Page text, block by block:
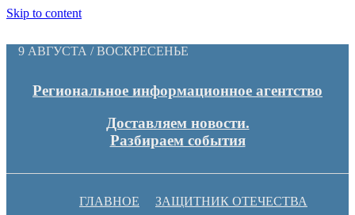
Skip to content
9 АВГУСТА / ВОСКРЕСЕНЬЕ
Региональное информационное агентство
Доставляем новости.
Разбираем события
ГЛАВНОЕ ЗАЩИТНИК ОТЕЧЕСТВА